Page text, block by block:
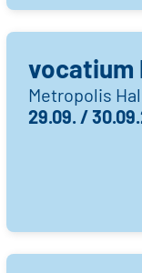
vocatium
Metropolis
29.09. /